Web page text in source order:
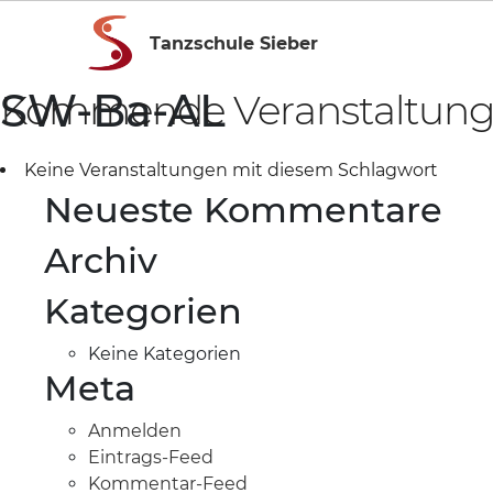
Tanzschule Sieber
SW-Ba-AL
Kommende
Keine Veranstaltungen mit diesem Schlagwort
Neueste Kommentare
Archiv
Kategorien
Keine Kategorien
Meta
Anmelden
Eintrags-Feed
Kommentar-Feed